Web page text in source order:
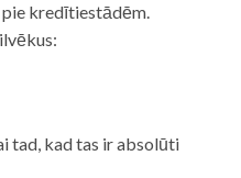
kredītiestādēm.
tad, kad tas ir absolūti